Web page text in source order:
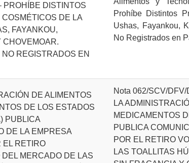
PROHÍBE DISTINTOS
DE LA
FAYANKOU,
CHOVEMOAR.
REGISTRADOS EN
Prohíbe Distintos
Ushas, Fayankou,
No Registrados en
DE ALIMENTOS
DE LOS ESTADOS
PUBLICA
DE LA EMPRESA
EL RETIRO
MERCADO DE LAS
Nota 062/SCV/
LA
MEDICAMENTOS
PUBLICA
POR EL RETIRO
LAS TOALLITAS